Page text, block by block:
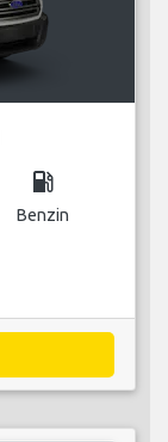
local_gas_station
Benzin